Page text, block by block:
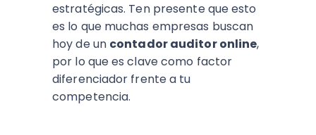
estratégicas. Ten presente que esto
es lo que muchas empresas buscan
hoy de un contador auditor online,
por lo que es clave como factor
diferenciador frente a tu
competencia.